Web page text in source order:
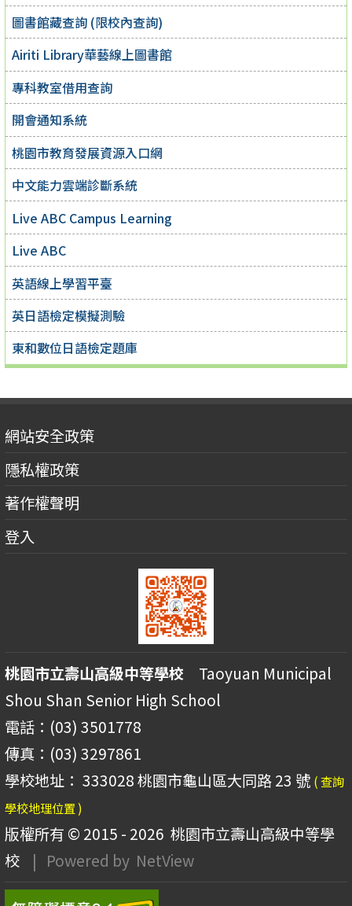
圖書館藏查詢 (限校內查詢)
Airiti Library華藝線上圖書館
專科教室借用查詢
開會通知系統
桃園市教育發展資源入口網
中文能力雲端診斷系統
Live ABC Campus Learning
Live ABC
英語線上學習平臺
英日語檢定模擬測驗
東和數位日語檢定題庫
網站安全政策
隱私權政策
著作權聲明
登入
桃園市立壽山高級中等學校 Taoyuan Municipal
Shou Shan Senior High School
電話：(03) 3501778
傳真：(03) 3297861
學校地址： 333028 桃園市龜山區大同路 23 號 ( 查詢
學校地理位置 )
版權所有 © 2015 - 2026 桃園市立壽山高級中等學
校
| Powered by NetView